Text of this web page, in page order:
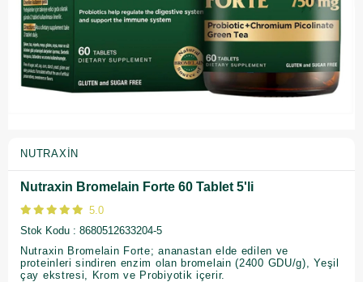
NUTRAXIN
Nutraxin Bromelain Forte 60 Tablet 5'li
5.0
Stok Kodu
8680512633204-5
Nutraxin Bromelain Forte; ananastan elde edilen ve
proteinleri sindiren enzim olan bromelain (2400 GDU/g), Yeşil
çay ekstresi, Krom ve Probiyotik içerir.